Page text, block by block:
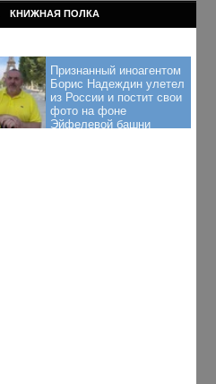
КНИЖНАЯ ПОЛКА
Признанный иноагентом
Борис Надеждин улетел
из России и постит свои
фото на фоне
Эйфелевой башни